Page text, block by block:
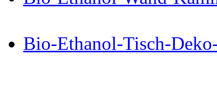
Bio-Ethanol-Tisch-